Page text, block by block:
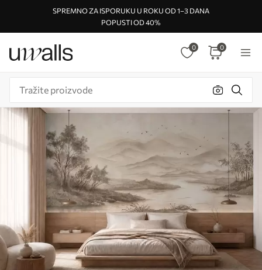
SPREMNO ZA ISPORUKU U ROKU OD 1–3 DANA
POPUSTI OD 40%
0 0